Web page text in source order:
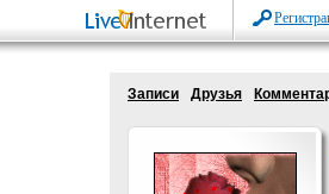
Записи Друзья